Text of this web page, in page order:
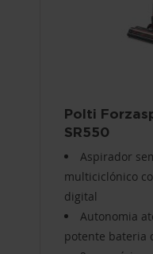
Polti
SR550
Aspirador
multiciclónico
digital
Autonomia
potente bateria